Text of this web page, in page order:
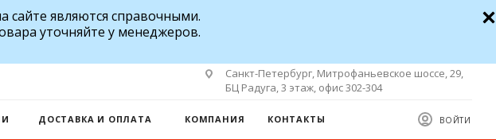
являются справочными.
уточняйте у менеджеров.
Санкт-Петербург, Митрофаньевское шоссе, 29,
БЦ Радуга, 3 этаж, офис 302-304
ВОЙТИ
ДОСТАВКА И ОПЛАТА КОМПАНИЯ КОНТАКТЫ